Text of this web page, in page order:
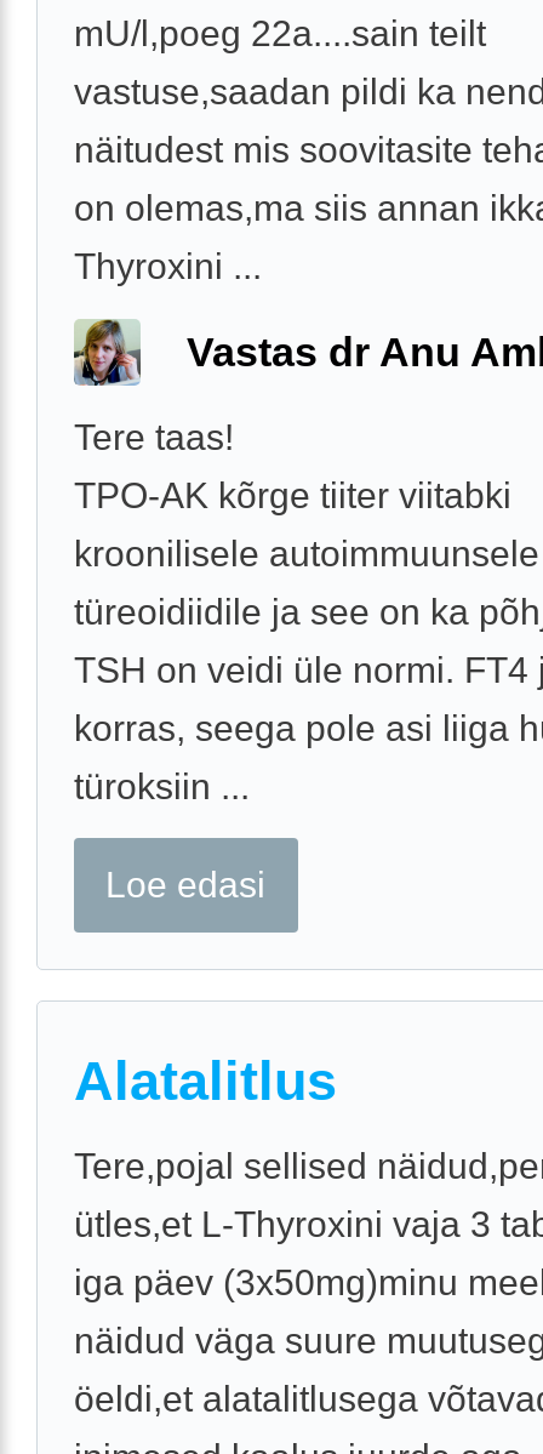
mU/l,poeg 22a....sain teilt
vastuse,saadan pildi ka
näitudest mis soovitasite
on olemas,ma siis annan
Thyroxini ...
Vastas dr Anu
Tere taas!
TPO-AK kõrge tiiter viitabki
kroonilisele autoimmuunsele
türeoidiidile ja see on ka
TSH on veidi üle normi. FT4
korras, seega pole asi liiga
türoksiin ...
Loe edasi
Alatalitlus
Tere,pojal sellised
ütles,et L-Thyroxini vaja 3
iga päev (3x50mg)minu
näidud väga suure
öeldi,et alatalitlusega